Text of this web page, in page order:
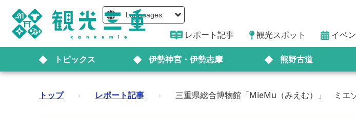
Languages
レポート記事 観光スポット イベ
トピックス 伊勢神宮・伊勢志摩 熊野古道
トップ › レポート記事 › 三重県総合博物館「MieMu（みえむ）」 ミエ